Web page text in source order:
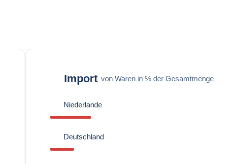
Import von Waren in % der Gesamtmenge
Niederlande
Deutschland